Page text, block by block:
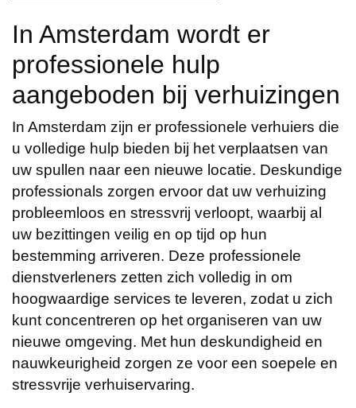
In Amsterdam wordt er
professionele hulp
aangeboden bij verhuizingen
In Amsterdam zijn er professionele verhuiers die
u volledige hulp bieden bij het verplaatsen van
uw spullen naar een nieuwe locatie. Deskundige
professionals zorgen ervoor dat uw verhuizing
probleemloos en stressvrij verloopt, waarbij al
uw bezittingen veilig en op tijd op hun
bestemming arriveren. Deze professionele
dienstverleners zetten zich volledig in om
hoogwaardige services te leveren, zodat u zich
kunt concentreren op het organiseren van uw
nieuwe omgeving. Met hun deskundigheid en
nauwkeurigheid zorgen ze voor een soepele en
stressvrije verhuiservaring.